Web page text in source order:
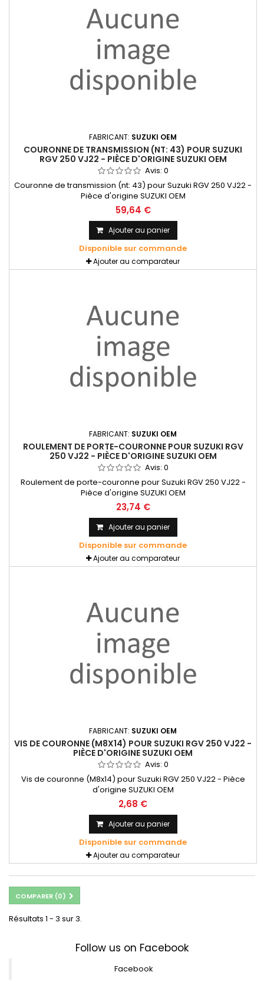
FABRICANT: SUZUKI OEM
COURONNE DE TRANSMISSION (NT: 43) POUR SUZUKI
RGV 250 VJ22 - PIÈCE D'ORIGINE SUZUKI OEM
Avis: 0
Couronne de transmission (nt: 43) pour Suzuki RGV 250 VJ22 -
Pièce d'origine SUZUKI OEM
59,64 €
Ajouter au panier
Disponible sur commande
Ajouter au comparateur
FABRICANT: SUZUKI OEM
ROULEMENT DE PORTE-COURONNE POUR SUZUKI RGV
250 VJ22 - PIÈCE D'ORIGINE SUZUKI OEM
Avis: 0
Roulement de porte-couronne pour Suzuki RGV 250 VJ22 -
Pièce d'origine SUZUKI OEM
23,74 €
Ajouter au panier
Disponible sur commande
Ajouter au comparateur
FABRICANT: SUZUKI OEM
VIS DE COURONNE (M8X14) POUR SUZUKI RGV 250 VJ22 -
PIÈCE D'ORIGINE SUZUKI OEM
Avis: 0
Vis de couronne (M8x14) pour Suzuki RGV 250 VJ22 - Pièce
d'origine SUZUKI OEM
2,68 €
Ajouter au panier
Disponible sur commande
Ajouter au comparateur
COMPARER (0)
Résultats 1 - 3 sur 3.
Follow us on Facebook
Facebook